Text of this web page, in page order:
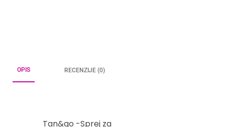
OPIS RECENZIJE (0)
Tan&go -Sprej za